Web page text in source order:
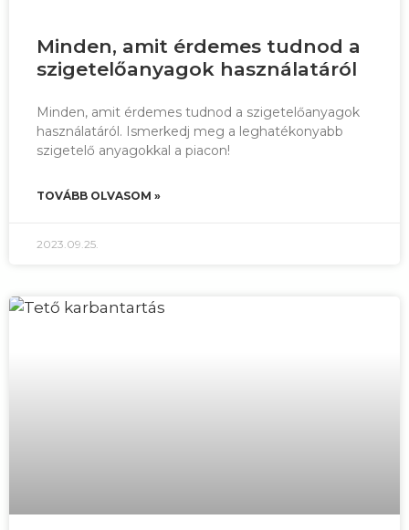
Minden, amit érdemes tudnod a
szigetelőanyagok használatáról
Minden, amit érdemes tudnod a szigetelőanyagok
használatáról. Ismerkedj meg a leghatékonyabb
szigetelő anyagokkal a piacon!
TOVÁBB OLVASOM »
2023.09.25.